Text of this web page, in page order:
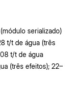
serializado)
t/t de água (três
t/t de água
(três efeitos); 22–